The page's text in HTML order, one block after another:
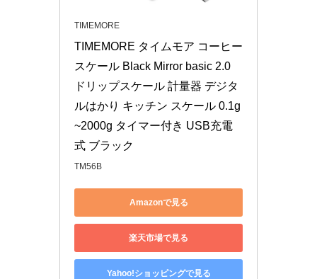
TIMEMORE
TIMEMORE タイムモア コーヒー
スケール Black Mirror basic 2.0
ドリップスケール 計量器 デジタ
ルはかり キッチン スケール 0.1g
~2000g タイマー付き USB充電
式 ブラック
TM56B
Amazonで見る
楽天市場で見る
Yahoo!ショッピングで見る